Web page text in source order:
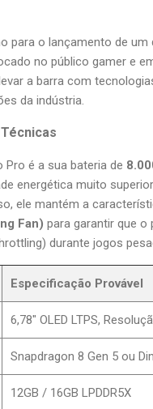
para o lançamento de
no público gamer e
a barra com
da indústria.
Pro é a sua bateria de
energética muito
ele mantém a
Fan) para garantir que
durante jogos
Especificação Provável
6,78" OLED LTPS,
Snapdragon 8 Gen 5 ou
12GB / 16GB LPDDR5X